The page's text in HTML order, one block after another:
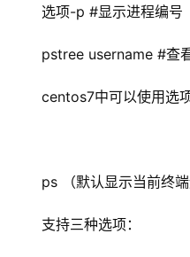
选项-p #显示进程编号
pstree username #查
centos7中可以使用选
ps （默认显示当前终端
支持三种选项：